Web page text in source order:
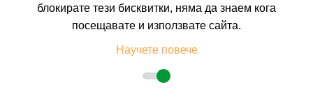
Созопол. От хотел Калитея се разкрива приказна гледка към морето,
Стария град (на 300 метра от хотела) с лъкатушещи улички и дървени
къщи, яхтеното пристанище, и острова Св. Иван.
Пясъчен, на 300 метра от хотела. Влизането в морето е плавно.
Хотел Калитея разполага с 25 двойни стаи, две студия и
апартамент. Не е наличен асансьор в хотела.
блокирате тези бисквитки, няма да знаем кога
посещавате и използвате сайта.
Научете повече